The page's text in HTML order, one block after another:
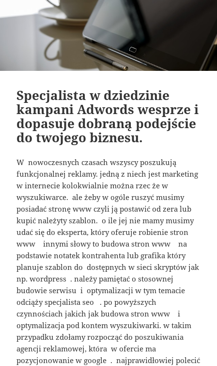
Specjalista w dziedzinie
kampani Adwords wesprze i
dopasuje dobraną podejście
do twojego biznesu.
W nowoczesnych czasach wszyscy poszukują
funkcjonalnej reklamy. jedną z niech jest marketing
w internecie kolokwialnie można rzec że w
wyszukiwarce. ale żeby w ogóle ruszyć musimy
posiadać stronę www czyli ją postawić od zera lub
kupić należyty szablon. o ile jej nie mamy musimy
udać się do eksperta, który oferuje robienie stron
www innymi słowy to budowa stron www na
podstawie notatek kontrahenta lub grafika który
planuje szablon do dostępnych w sieci skryptów jak
np. wordpress . należy pamiętać o stosownej
budowie serwisu i optymalizacji w tym temacie
odciąży specjalista seo . po powyższych
czynnościach jakich jak budowa stron www i
optymalizacja pod kontem wyszukiwarki. w takim
przypadku zdołamy rozpocząć do poszukiwania
agencji reklamowej, która w ofercie ma
pozycjonowanie w google . najprawidłowiej polecić